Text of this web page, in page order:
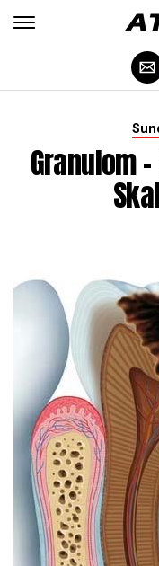
Granulom